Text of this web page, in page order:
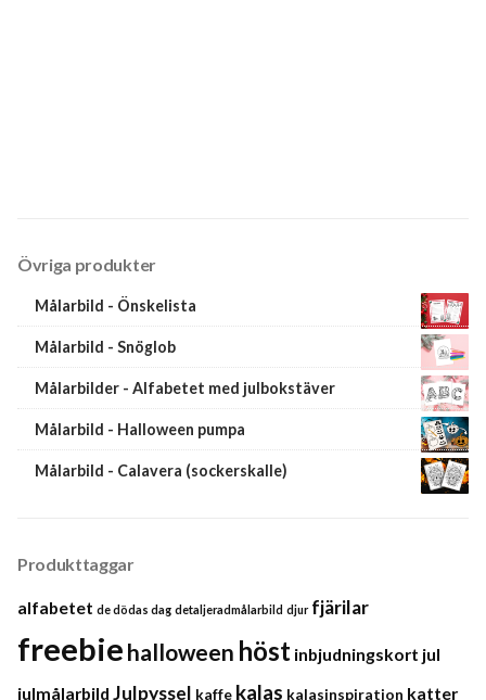
Övriga produkter
Målarbild - Önskelista
Målarbild - Snöglob
Målarbilder - Alfabetet med julbokstäver
Målarbild - Halloween pumpa
Målarbild - Calavera (sockerskalle)
Produkttaggar
alfabetet de dödas dag detaljeradmålarbild djur fjärilar
freebie halloween höst inbjudningskort jul
julmålarbild Julpyssel kaffe kalas kalasinspiration katter